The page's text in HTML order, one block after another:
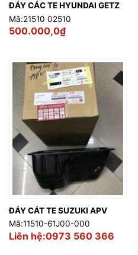
ĐÁY CÁC TE HYUNDAI GETZ
Mã:21510 02510
500.000,0₫
ĐÁY CÁT TE SUZUKI APV
Mã:11510-61J00-000
Liên hệ:0973 560 366